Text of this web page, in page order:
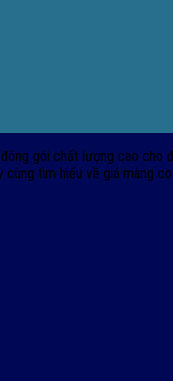
gói chất lượng cao
tìm hiểu về giá màng